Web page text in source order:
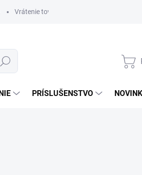
Vrátenie tovaru
PRÍSLUŠENSTVO